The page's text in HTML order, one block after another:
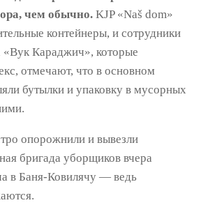
чем обычно. KJP «Naš dom»
контейнеры, и сотрудники
«Вук Караджич», которые
отмечают, что в основном
бутылки и упаковку в мусорных
опорожнили и вывезли
бригада уборщиков вчера
в Баня-Ковилячу — ведь